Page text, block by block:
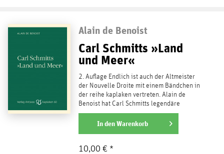
Alain de Benoist
Carl Schmitts »Land
und Meer«
2. Auflage Endlich ist auch der Altmeister
der Nouvelle Droite mit einem Bändchen in
der reihe kaplaken vertreten. Alain de
Benoist hat Carl Schmitts legendäre
Untersuchung zu...
weiterlesen
In denWarenkorb
10,00 € *